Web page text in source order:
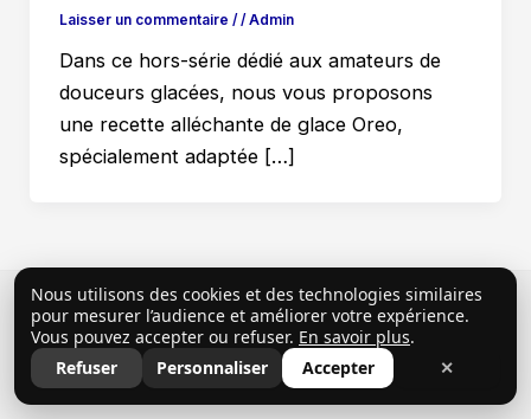
Laisser un commentaire / / Admin
Dans ce hors-série dédié aux amateurs de
douceurs glacées, nous vous proposons
une recette alléchante de glace Oreo,
spécialement adaptée […]
Copyright © 2026 ClubProprio |Politique de
confidentialité|Conditions Générales d’Utilisation
Mentions légales
Nous utilisons des cookies et des technologies similaires
pour mesurer l’audience et améliorer votre expérience.
Vous pouvez accepter ou refuser. En savoir plus.
Refuser
Personnaliser Accepter ✕